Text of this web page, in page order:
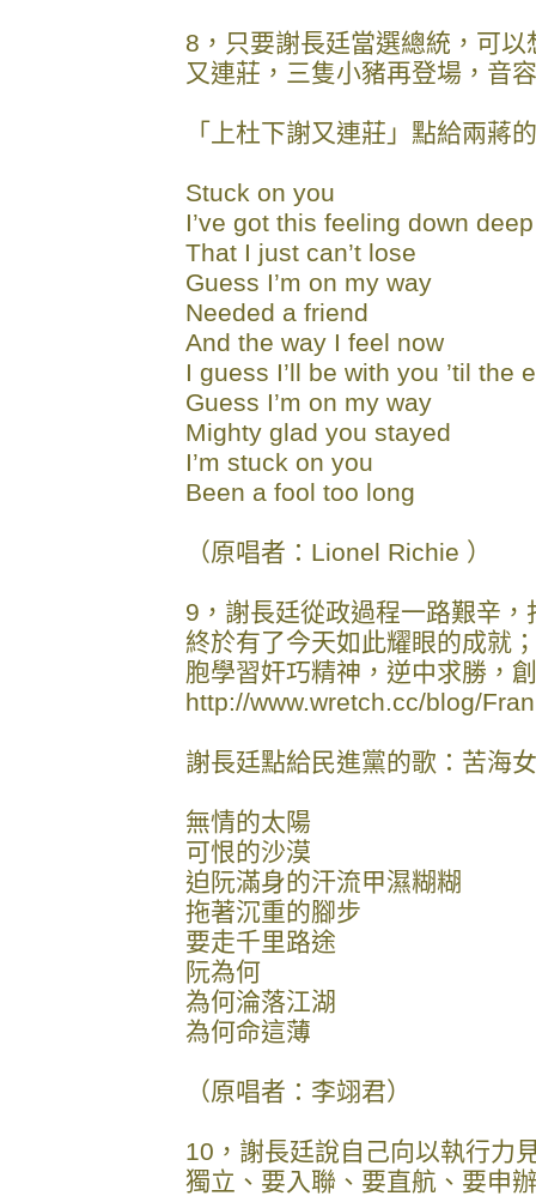
8，只要謝長廷當選總統，可
又連莊，三隻小豬再登場，音
「上杜下謝又連莊」點給兩蔣
Stuck on you
I’ve got this feeling down
That I just can’t lose
Guess I’m on my way
Needed a friend
And the way I feel now
I guess I’ll be with you ’til the
Guess I’m on my way
Mighty glad you stayed
I’m stuck on you
Been a fool too long
（原唱者：Lionel Richie ）
9，謝長廷從政過程一路艱辛
終於有了今天如此耀眼的成就
胞學習奸巧精神，逆中求勝，
http://www.wretch.cc/blog/
謝長廷點給民進黨的歌：苦海
無情的太陽
可恨的沙漠
迫阮滿身的汗流甲濕糊糊
拖著沉重的腳步
要走千里路途
阮為何
為何淪落江湖
為何命這薄
（原唱者：李翊君）
10，謝長廷說自己向以執行力
獨立、要入聯、要直航、要申